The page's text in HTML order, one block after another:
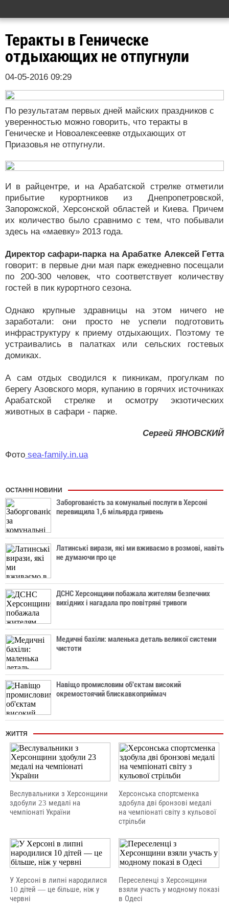
Теракты в Геническе
отдыхающих не отпугнули
04-05-2016 09:29
По результатам первых дней майских праздников с
уверенностью можно говорить, что теракты в
Геническе и Новоалексеевке отдыхающих от
Приазовья не отпугнули.
И в райцентре, и на Арабатской стрелке отметили
прибытие курортников из Днепропетровской,
Запорожской, Херсонской областей и Киева. Причем
их количество было сравнимо с тем, что побывали
здесь на «маевку» 2013 года.
Директор сафари-парка на Арабатке Алексей Гетта
говорит: в первые дни мая парк ежедневно посещали
по 200-300 человек, что соответствует количеству
гостей в пик курортного сезона.
Однако крупные здравницы на этом ничего не
заработали: они просто не успели подготовить
инфраструктуру к приему отдыхающих. Поэтому те
устраивались в палатках или сельских гостевых
домиках.
А сам отдых сводился к пикникам, прогулкам по
берегу Азовского моря, купанию в горячих источниках
Арабатской стрелке и осмотру экзотических
животных в сафари - парке.
Сергей ЯНОВСКИЙ
Фото sea-family.in.ua
ОСТАННІ НОВИНИ
Заборгованість за комунальні послуги в Херсоні
перевищила 1,6 мільярда гривень
Латинські вирази, які ми вживаємо в розмові, навіть
не думаючи про це
ДСНС Херсонщини побажала жителям безпечних
вихідних і нагадала про повітряні тривоги
Медичні бахіли: маленька деталь великої системи
чистоти
Навіщо промисловим об'єктам високий
окремостоячий блискавкоприймач
ЖИТТЯ
Веслувальники з Херсонщини
здобули 23 медалі на
чемпіонаті України
Херсонська спортсменка
здобула дві бронзові медалі
на чемпіонаті світу з кульової
стрільби
У Херсоні в липні народилися
10 дітей — це більше, ніж у
червні
Переселенці з Херсонщини
взяли участь у модному показі
в Одесі